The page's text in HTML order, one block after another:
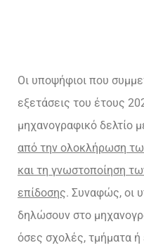
Οι υποψήφιοι που
εξετάσεις του έτους
μηχανογραφικό δελτίο
από την ολοκλήρωση
και τη γνωστοποίηση
επίδοσης. Συναφώς, οι
δηλώσουν στο
όσες σχολές, τμήματα ή